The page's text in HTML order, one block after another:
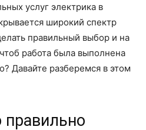
услуг электрика в
широкий спектр
правильный выбор и на
работа была выполнена
Давайте разберемся в этом